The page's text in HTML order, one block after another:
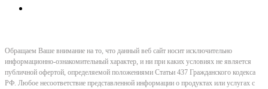
Обращаем Ваше внимание на то, что данный веб сайт носит исключительно
информационно-ознакомительный характер, и ни при каких условиях не является
публичной офертой, определяемой положениями Статьи 437 Гражданского кодекса
РФ. Любое несоответствие представленной информации о продуктах или услугах с